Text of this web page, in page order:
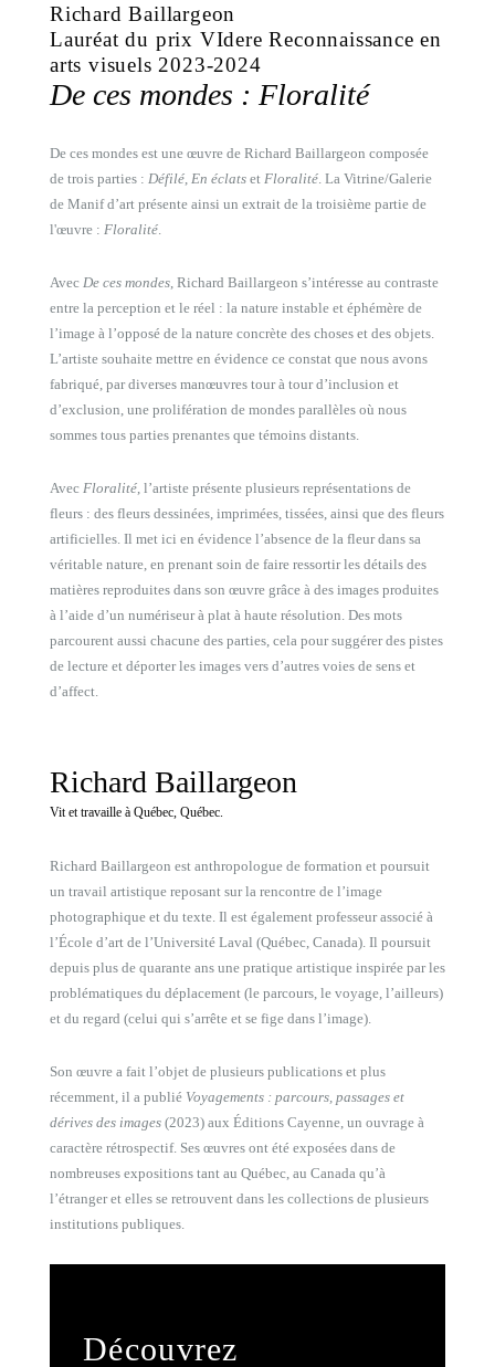
Richard Baillargeon
Lauréat du prix VIdere Reconnaissance en
arts visuels 2023-2024
De ces mondes : Floralité
De ces mondes est une œuvre de Richard Baillargeon composée
de trois parties : Défilé En éclats et Floralité . La Vitrine/Galerie
de Manif d’art présente ainsi un extrait de la troisième partie de
l'œuvre : Floralité
Avec De ces mondes , Richard Baillargeon s’intéresse au contraste
entre la perception et le réel : la nature instable et éphémère de
l’image à l’opposé de la nature concrète des choses et des objets.
L’artiste souhaite mettre en évidence ce constat que nous avons
fabriqué, par diverses manœuvres tour à tour d’inclusion et
d’exclusion, une prolifération de mondes parallèles où nous
sommes tous parties prenantes que témoins distants.
Avec Floralité , l’artiste présente plusieurs représentations de
fleurs : des fleurs dessinées, imprimées, tissées, ainsi que des fleurs
artificielles. Il met ici en évidence l’absence de la fleur dans sa
véritable nature, en prenant soin de faire ressortir les détails des
matières reproduites dans son œuvre grâce à des images produites
à l’aide d’un numériseur à plat à haute résolution. Des mots
parcourent aussi chacune des parties, cela pour suggérer des pistes
de lecture et déporter les images vers d’autres voies de sens et
d’affect.
Richard Baillargeon
Vit et travaille à Québec, Québec.
Richard Baillargeon est anthropologue de formation et poursuit
un travail artistique reposant sur la rencontre de l’image
photographique et du texte. Il est également professeur associé à
l’École d’art de l’Université Laval (Québec, Canada). Il poursuit
depuis plus de quarante ans une pratique artistique inspirée par les
problématiques du déplacement (le parcours, le voyage, l’ailleurs)
et du regard (celui qui s’arrête et se fige dans l’image).
Son œuvre a fait l’objet de plusieurs publications et plus
récemment, il a publié Voyagements : parcours, passages et
dérives des images (2023) aux Éditions Cayenne, un ouvrage à
caractère rétrospectif. Ses œuvres ont été exposées dans de
nombreuses expositions tant au Québec, au Canada qu’à
l’étranger et elles se retrouvent dans les collections de plusieurs
institutions publiques.
Découvrez